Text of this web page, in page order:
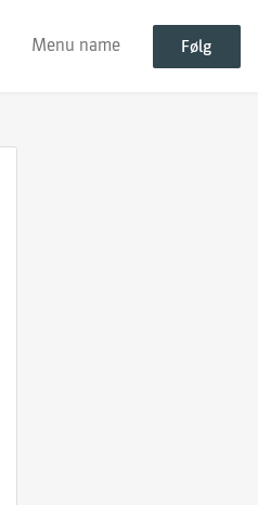
Menu name Følg